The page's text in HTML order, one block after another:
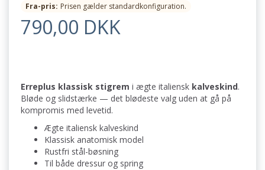
790,00 DKK
Fra-pris: Prisen gælder standardkonfiguration.
Erreplus klassisk stigrem i ægte italiensk kalveskind.
Bløde og slidstærke — det blødeste valg uden at gå på
kompromis med levetid.
Ægte italiensk kalveskind
Klassisk anatomisk model
Rustfri stål-bøsning
Til både dressur og spring